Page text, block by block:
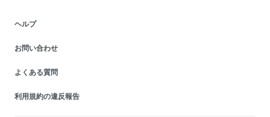
ヘルプ
お問い合わせ
よくある質問
利用規約の違反報告